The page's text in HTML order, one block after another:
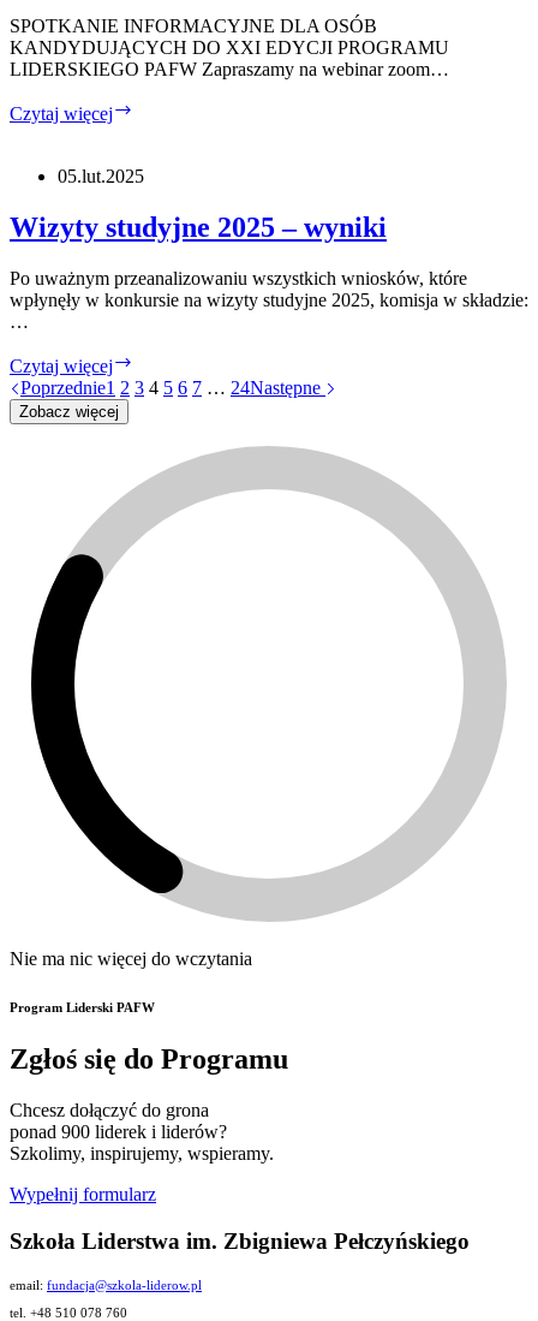
SPOTKANIE INFORMACYJNE DLA OSÓB
KANDYDUJĄCYCH DO XXI EDYCJI PROGRAMU
LIDERSKIEGO PAFW Zapraszamy na webinar zoom…
Czytaj więcej
rekrutacja
XXI
edycji
05.lut.2025
Wizyty studyjne 2025 – wyniki
Po uważnym przeanalizowaniu wszystkich wniosków, które
wpłynęły w konkursie na wizyty studyjne 2025, komisja w składzie:
…
Czytaj więcej
studyjne
Poprzednie1 2 3 4 5 6 7 … 24Następne
Zobacz więcej
Nie ma nic więcej do wczytania
Program Liderski PAFW
Zgłoś się do Programu
Chcesz dołączyć do grona
ponad 900 liderek i liderów?
Szkolimy, inspirujemy, wspieramy.
Wypełnij formularz
Szkoła Liderstwa im. Zbigniewa Pełczyńskiego
email: fundacja@szkola-liderow.pl
tel. +48 510 078 760